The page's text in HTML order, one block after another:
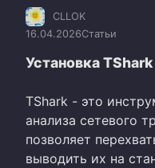
CLLOK
16.04.2026Статьи
Установка
TShark - это
анализа сетевого
позволяет
выводить их на